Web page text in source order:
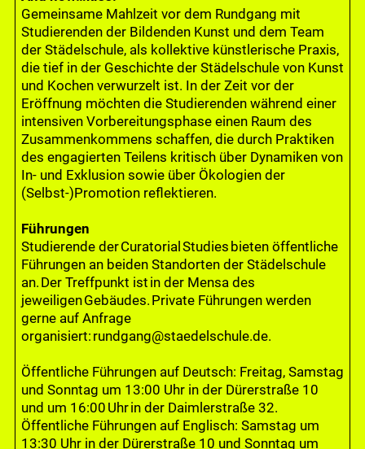
Gemeinsame Mahlzeit vor dem Rundgang mit
Studierenden der Bildenden Kunst und dem Team
der Städelschule, als kollektive künstlerische Praxis,
die tief in der Geschichte der Städelschule von Kunst
und Kochen verwurzelt ist. In der Zeit vor der
Eröffnung möchten die Studierenden während einer
intensiven Vorbereitungsphase einen Raum des
Zusammenkommens schaffen, die durch Praktiken
des engagierten Teilens kritisch über Dynamiken von
In- und Exklusion sowie über Ökologien der
(Selbst-)Promotion reflektieren.
Führungen
Studierende der Curatorial Studies bieten öffentliche
Führungen an beiden Standorten der Städelschule
an. Der Treffpunkt ist in der Mensa des
jeweiligen Gebäudes. Private Führungen werden
gerne auf Anfrage
organisiert: rundgang@staedelschule.de.
Öffentliche Führungen auf Deutsch: Freitag, Samstag
und Sonntag um 13:00 Uhr in der Dürerstraße 10
und um 16:00 Uhr in der Daimlerstraße 32.
Öffentliche Führungen auf Englisch: Samstag um
13:30 Uhr in der Dürerstraße 10 und Sonntag um